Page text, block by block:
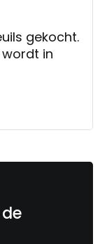
gekocht.
wordt in